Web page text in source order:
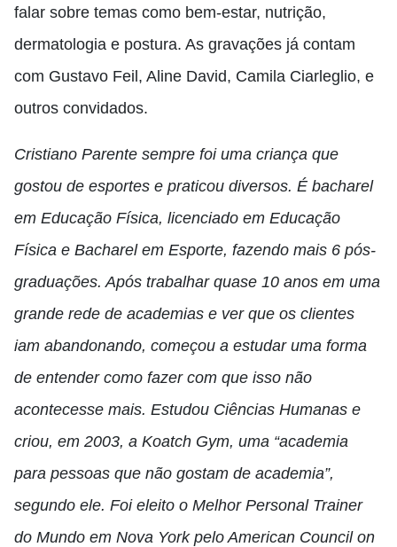
falar sobre temas como bem-estar, nutrição,
dermatologia e postura. As gravações já contam
com Gustavo Feil, Aline David, Camila Ciarleglio, e
outros convidados.
Cristiano Parente sempre foi uma criança que
gostou de esportes e praticou diversos. É bacharel
em Educação Física, licenciado em Educação
Física e Bacharel em Esporte, fazendo mais 6 pós-
graduações. Após trabalhar quase 10 anos em uma
grande rede de academias e ver que os clientes
iam abandonando, começou a estudar uma forma
de entender como fazer com que isso não
acontecesse mais. Estudou Ciências Humanas e
criou, em 2003, a Koatch Gym, uma “academia
para pessoas que não gostam de academia”,
segundo ele. Foi eleito o Melhor Personal Trainer
do Mundo em Nova York pelo American Council on